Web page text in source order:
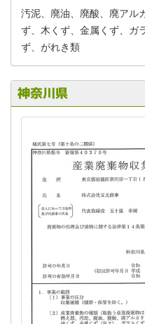
汚泥、廃油、廃酸、廃アル
ず、木くず、金属くず、ガ
ず、がれき類
神奈川県